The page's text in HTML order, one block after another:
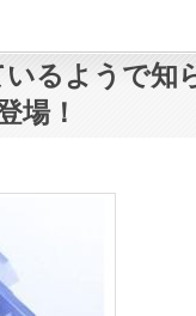
るようで知
場！